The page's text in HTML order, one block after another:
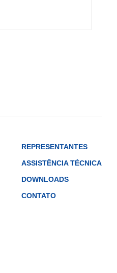
REPRESENTANTES
ASSISTÊNCIA TÉCNICA
DOWNLOADS
CONTATO